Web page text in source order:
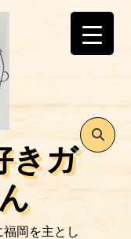
きガ
岡を主とし